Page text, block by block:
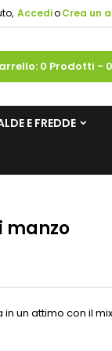
AccedioCrea un
0 Prodotti -
E FREDDE
manzo
un attimo con il